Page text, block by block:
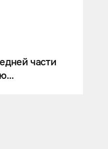
части